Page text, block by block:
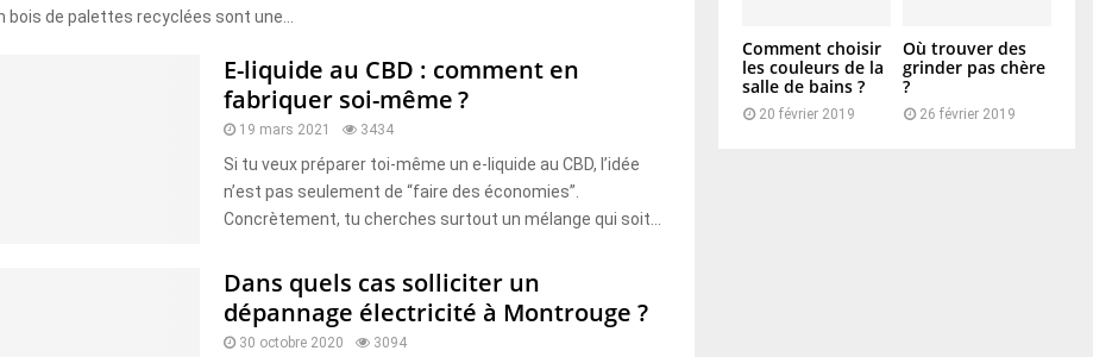
bois de palettes recyclées sont une...
E-liquide au CBD : comment en
fabriquer soi-même ?
19 mars 2021 3434
Si tu veux préparer toi-même un e-liquide au CBD, l’idée
n’est pas seulement de “faire des économies”.
Concrètement, tu cherches surtout un mélange qui soit...
Dans quels cas solliciter un
dépannage électricité à Montrouge ?
30 octobre 2020 3094
Comment choisir
les couleurs de la
salle de bains ?
20 février 2019
Où trouver des
grinder pas chère
?
26 février 2019